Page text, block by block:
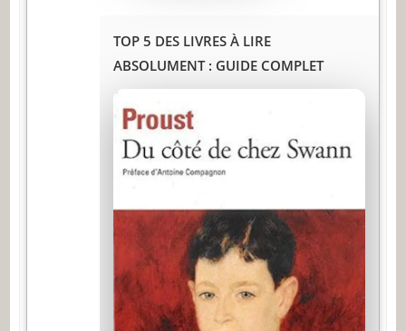
TOP 5 DES LIVRES À LIRE
ABSOLUMENT : GUIDE COMPLET